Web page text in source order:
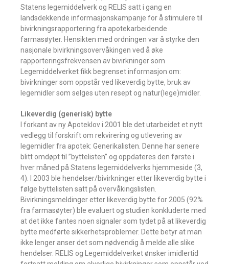
Statens legemiddelverk og RELIS satt i gang en
landsdekkende informasjonskampanje for å stimulere til
bivirkningsrapportering fra apotekarbeidende
farmasøyter. Hensikten med ordningen var å styrke den
nasjonale bivirkningsovervåkingen ved å øke
rapporteringsfrekvensen av bivirkninger som
Legemiddelverket fikk begrenset informasjon om:
bivirkninger som oppstår ved likeverdig bytte, bruk av
legemidler som selges uten resept og natur(lege)midler.
Likeverdig (generisk) bytte
I forkant av ny Apoteklov i 2001 ble det utarbeidet et nytt
vedlegg til forskrift om rekvirering og utlevering av
legemidler fra apotek: Generikalisten. Denne har senere
blitt omdøpt til ”byttelisten” og oppdateres den første i
hver måned på Statens legemiddelverks hjemmeside (3,
4). I 2003 ble hendelser/bivirkninger etter likeverdig bytte i
følge byttelisten satt på overvåkingslisten.
Bivirkningsmeldinger etter likeverdig bytte for 2005 (92%
fra farmasøyter) ble evaluert og studien konkluderte med
at det ikke fantes noen signaler som tydet på at likeverdig
bytte medførte sikkerhetsproblemer. Dette betyr at man
ikke lenger anser det som nødvendig å melde alle slike
hendelser. RELIS og Legemiddelverket ønsker imidlertid